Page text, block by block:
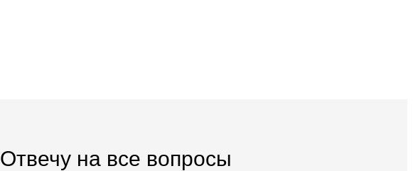
Отвечу на все вопросы